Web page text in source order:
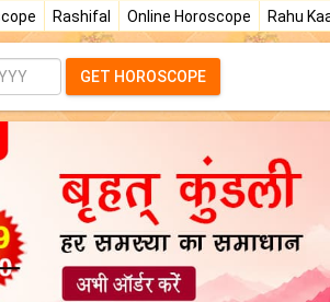
Rashifal Online Horoscope Rahu
GET HOROSCOPE